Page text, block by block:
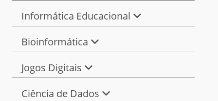
Informática Educacional
Bioinformática
Jogos Digitais
Ciência de Dados